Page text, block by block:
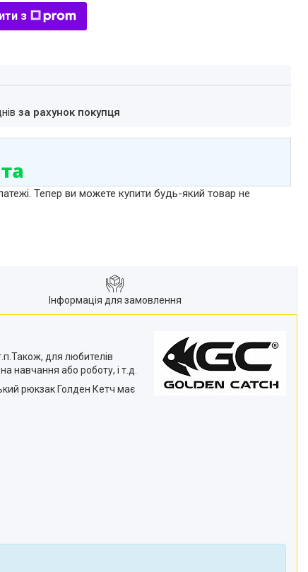
з
за рахунок покупця
Тепер ви можете купити будь-який товар не
Інформація для замовлення
для любителів
навчання або роботу, і т.д.
рюкзак Голден Кетч має